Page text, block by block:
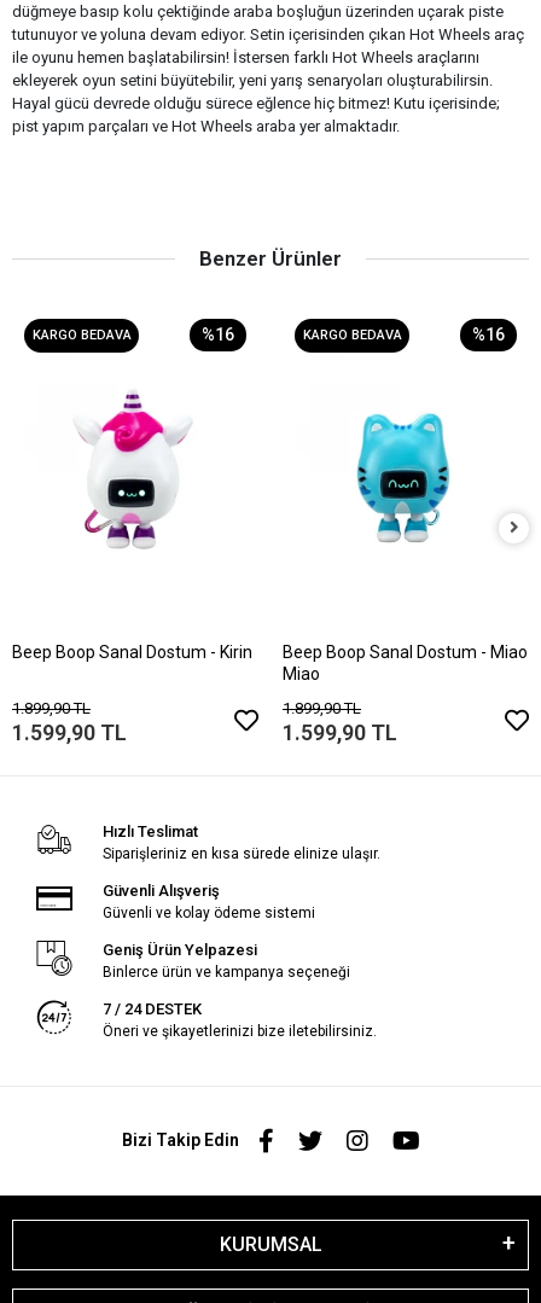
düğmeye basıp kolu çektiğinde araba boşluğun üzerinden uçarak piste
tutunuyor ve yoluna devam ediyor. Setin içerisinden çıkan Hot Wheels araç
ile oyunu hemen başlatabilirsin! İstersen farklı Hot Wheels araçlarını
ekleyerek oyun setini büyütebilir, yeni yarış senaryoları oluşturabilirsin.
Hayal gücü devrede olduğu sürece eğlence hiç bitmez! Kutu içerisinde;
pist yapım parçaları ve Hot Wheels araba yer almaktadır.
Benzer Ürünler
KARGO BEDAVA %16
Beep Boop Sanal Dostum - Kirin
1.899,90 TL
1.599,90 TL
KARGO BEDAVA %16
Beep Boop Sanal Dostum - Miao
Miao
1.899,90 TL
1.599,90 TL
Hızlı Teslimat
Siparişleriniz en kısa sürede elinize ulaşır.
Güvenli Alışveriş
Güvenli ve kolay ödeme sistemi
Geniş Ürün Yelpazesi
Binlerce ürün ve kampanya seçeneği
7 / 24 DESTEK
Öneri ve şikayetlerinizi bize iletebilirsiniz.
Bizi Takip Edin
KURUMSAL